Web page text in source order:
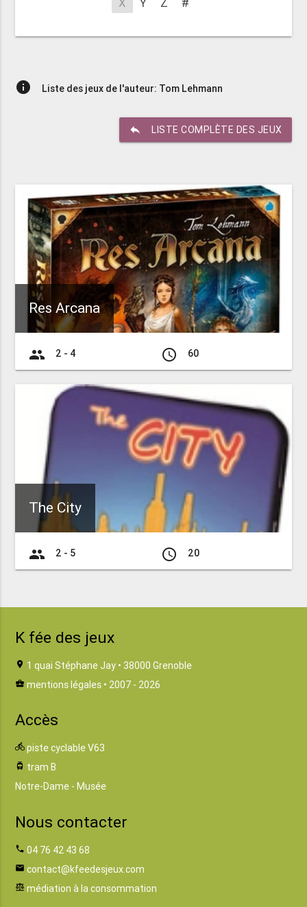
info Liste des jeux de l'auteur: Tom Lehmann
reply LISTE COMPLÈTE DES JEUX
Res Arcana
group 2 - 4 access_time 60
The City
group 2 - 5 access_time 20
K fée des jeux
location_on 1 quai Stéphane Jay • 38000 Grenoble
business_center mentions légales • 2007 - 2026
Accès
directions_bike piste cyclable V63
tram tram B
Notre-Dame - Musée
Nous contacter
phone 04 76 42 43 68
email contact@kfeedesjeux.com
balance médiation à la consommation